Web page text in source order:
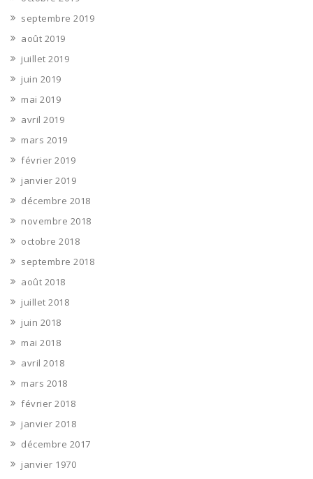
septembre 2019
août 2019
juillet 2019
juin 2019
mai 2019
avril 2019
mars 2019
février 2019
janvier 2019
décembre 2018
novembre 2018
octobre 2018
septembre 2018
août 2018
juillet 2018
juin 2018
mai 2018
avril 2018
mars 2018
février 2018
janvier 2018
décembre 2017
janvier 1970